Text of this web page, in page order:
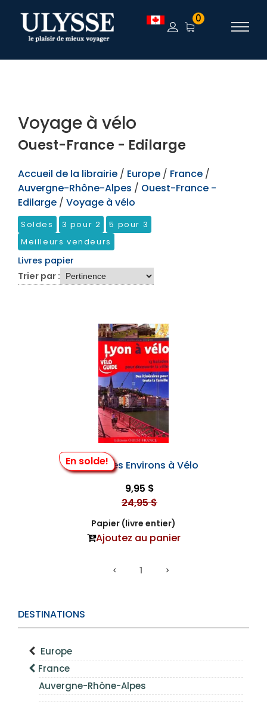
TEST 0
DESTINATIONS
Europe
France
Auvergne-Rhône-Alpes
Voyage à vélo
Ouest-France - Edilarge
Accueil de la librairie / Europe / France /
Auvergne-Rhône-Alpes / Ouest-France -
Edilarge / Voyage à vélo
Soldes 3 pour 2
5 pour 3
Meilleurs vendeurs
Livres papier
Trier par :
En solde!
Lyon et Ses Environs à Vélo
9,95 $
24,95 $
Papier (livre entier)
Ajoutez au panier
1